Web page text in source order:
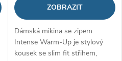
ZOBRAZIT
Dámská mikina se zipem
Intense Warm-Up je stylový
kousek se slim fit střihem,